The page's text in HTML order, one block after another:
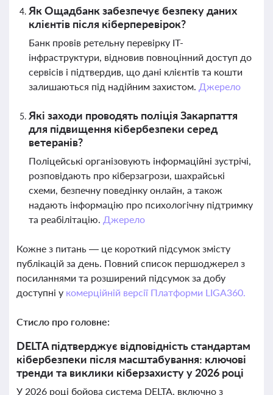
Як Ощадбанк забезпечує безпеку даних
клієнтів після кіберперевірок?
Банк провів ретельну перевірку ІТ-
інфраструктури, відновив повноцінний доступ до
сервісів і підтвердив, що дані клієнтів та кошти
залишаються під надійним захистом. Джерело
Які заходи проводять поліція Закарпаття
для підвищення кібербезпеки серед
ветеранів?
Поліцейські організовують інформаційні зустрічі,
розповідають про кіберзагрози, шахрайські
схеми, безпечну поведінку онлайн, а також
надають інформацію про психологічну підтримку
та реабілітацію. Джерело
Кожне з питань — це короткий підсумок змісту
публікацій за день. Повний список першоджерел з
посиланнями та розширений підсумок за добу
доступні у комерційній версії Платформи LIGA360.
Стисло про головне:
DELTA підтверджує відповідність стандартам
кібербезпеки після масштабування: ключові
тренди та виклики кіберзахисту у 2026 році
У 2026 році бойова система DELTA, включно з